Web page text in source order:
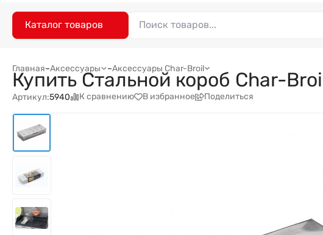
Каталог товаров
Главная–Аксессуары –Аксессуары Char-Broil
Купить Стальной короб Char-
Артикул:5940 К сравнению В избранное Поделиться